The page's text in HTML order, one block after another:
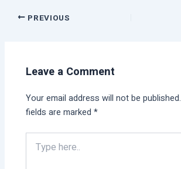
PREVIOUS
Leave a Comment
Your email address will not be published.
fields are marked*
here..